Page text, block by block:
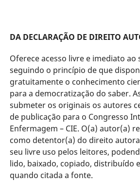
DA DECLARAÇÃO DE DIREITO
Oferece acesso livre e imediato ao
seguindo o princípio de que
gratuitamente o conhecimento
para a democratização do saber.
submeter os originais os autores
de publicação para o Congresso
Enfermagem – CIE. O(a) autor(a)
como detentor(a) do direito
seu livre uso pelos leitores,
lido, baixado, copiado, distribuído
quando citada a fonte.